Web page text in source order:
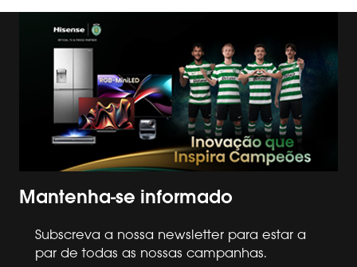
Mantenha-se informado
Subscreva a nossa newsletter para estar a
par de todas as nossas campanhas.